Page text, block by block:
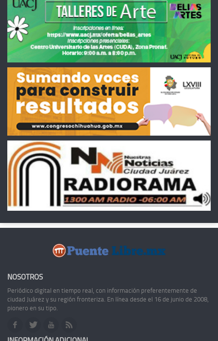
NOSOTROS
Periódico digital en tiempo real, con información preferentemente de
ciudad Juárez y su región fronteriza. En línea desde el 16 de junio de 2008,
pionero en su tipo.